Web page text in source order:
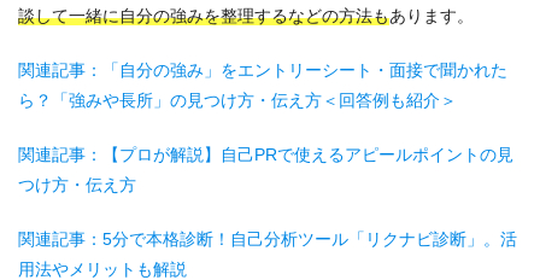
談して一緒に自分の強みを整理するなどの方法もあります。
関連記事：「自分の強み」をエントリーシート・面接で聞かれた
ら？「強みや長所」の見つけ方・伝え方＜回答例も紹介＞
関連記事：【プロが解説】自己PRで使えるアピールポイントの見
つけ方・伝え方
関連記事：5分で本格診断！自己分析ツール「リクナビ診断」。活
用法やメリットも解説